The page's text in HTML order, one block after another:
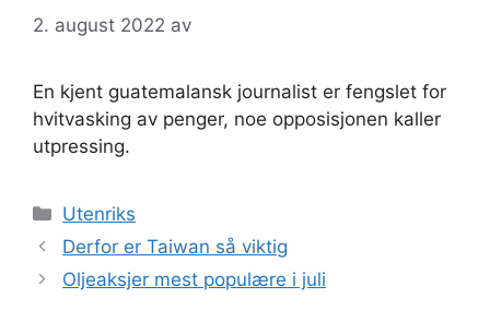
2. august 2022 av
En kjent guatemalansk journalist er fengslet for
hvitvasking av penger, noe opposisjonen kaller
utpressing.
Kategorier
Utenriks
Derfor er Taiwan så viktig
Oljeaksjer mest populære i juli